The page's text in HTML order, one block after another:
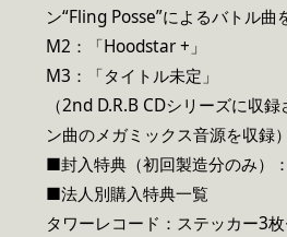
ン“Fling Posse”によるバトル曲
M2：「Hoodstar +」
M3：「タイトル未定」
（2nd D.R.B CDシリーズに収
ン曲のメガミックス音源を収録）
■封入特典（初回製造分のみ）
■法人別購入特典一覧
タワーレコード：ステッカー3